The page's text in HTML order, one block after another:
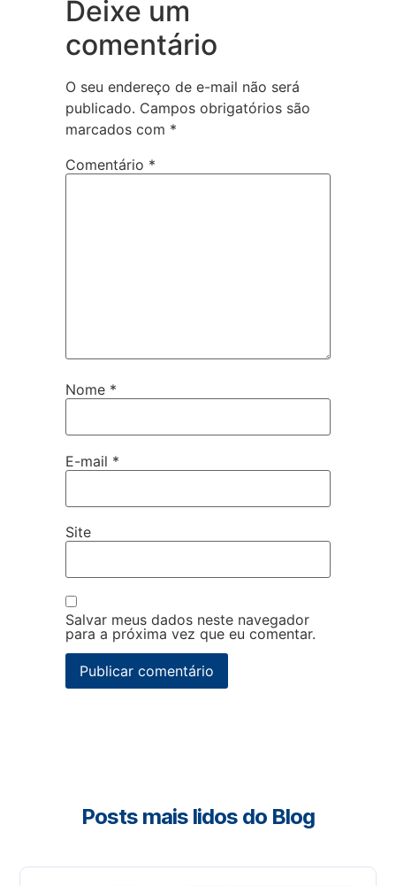
Deixe um
comentário
O seu endereço de e-mail não será
publicado. Campos obrigatórios são
marcados com *
Comentário *
Nome *
E-mail *
Site
Salvar meus dados neste navegador
para a próxima vez que eu comentar.
Posts mais lidos do Blog